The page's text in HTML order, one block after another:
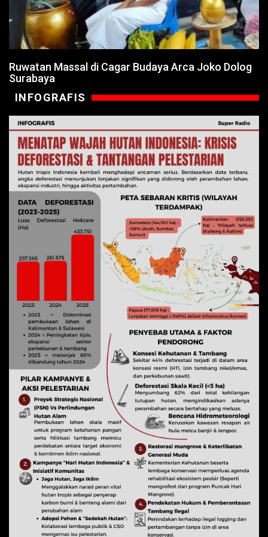
Ruwatan Massal di Cagar Budaya Arca Joko Dolog
Surabaya
INFOGRAFIS